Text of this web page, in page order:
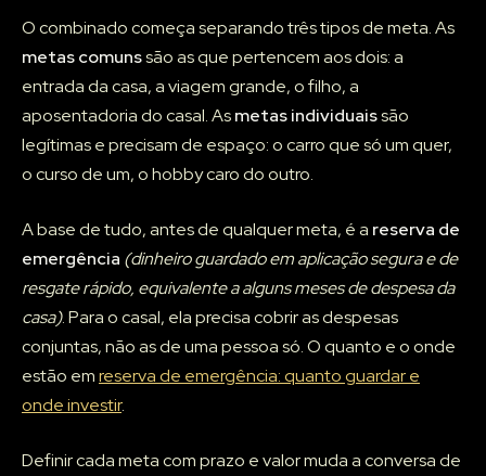
O combinado começa separando três tipos de meta. As
metas comunssão as que pertencem aos dois: a
entrada da casa, a viagem grande, o filho, a
aposentadoria do casal. Asmetas individuaissão
legítimas e precisam de espaço: o carro que só um quer,
o curso de um, o hobby caro do outro.
A base de tudo, antes de qualquer meta, é a reserva de
emergência (dinheiro guardado em aplicação segura e de
resgate rápido, equivalente a alguns meses de despesa da
casa). Para o casal, ela precisa cobrir as despesas
conjuntas, não as de uma pessoa só. O quanto e o onde
estão emreserva de emergência: quanto guardar e
onde investir.
Definir cada meta com prazo e valor muda a conversa de